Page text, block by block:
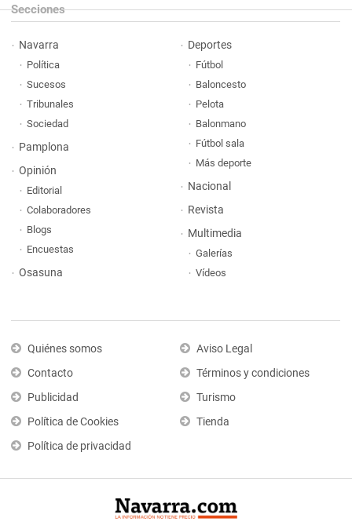
Secciones
Navarra
Política
Sucesos
Tribunales
Sociedad
Pamplona
Opinión
Editorial
Colaboradores
Blogs
Encuestas
Osasuna
Deportes
Fútbol
Baloncesto
Pelota
Balonmano
Fútbol sala
Más deporte
Nacional
Revista
Multimedia
Galerías
Vídeos
Quiénes somos
Contacto
Publicidad
Política de Cookies
Política de privacidad
Aviso Legal
Términos y condiciones
Turismo
Tienda